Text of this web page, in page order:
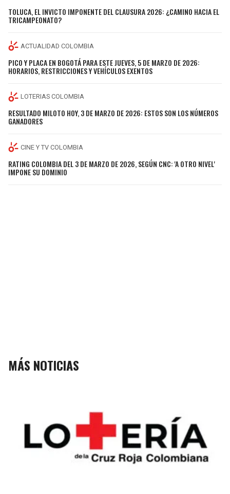
TOLUCA, EL INVICTO IMPONENTE DEL CLAUSURA 2026: ¿CAMINO HACIA EL
TRICAMPEONATO?
ACTUALIDAD COLOMBIA
PICO Y PLACA EN BOGOTÁ PARA ESTE JUEVES, 5 DE MARZO DE 2026:
HORARIOS, RESTRICCIONES Y VEHÍCULOS EXENTOS
LOTERIAS COLOMBIA
RESULTADO MILOTO HOY, 3 DE MARZO DE 2026: ESTOS SON LOS NÚMEROS
GANADORES
CINE Y TV COLOMBIA
RATING COLOMBIA DEL 3 DE MARZO DE 2026, SEGÚN CNC: 'A OTRO NIVEL'
IMPONE SU DOMINIO
MÁS NOTICIAS